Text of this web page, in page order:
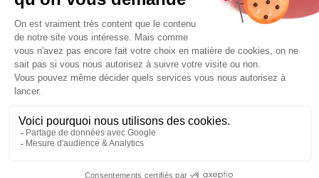
1 zi. 2 pers. 1 bäder 19.5 m²
01/08/2026 -
08/08/2026
08/08/2026 -
15/08/2026
15/08/2026 -
22/08/2026
Nicht verfügbar,
siehe Andere
Termine
Nicht verfügbar,
siehe Andere
Termine
Nicht verfügbar,